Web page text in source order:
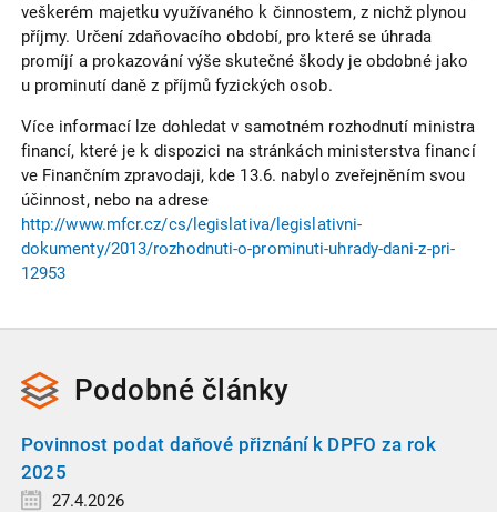
veškerém majetku využívaného k činnostem, z nichž plynou
příjmy. Určení zdaňovacího období, pro které se úhrada
promíjí a prokazování výše skutečné škody je obdobné jako
u prominutí daně z příjmů fyzických osob.
Více informací lze dohledat v samotném rozhodnutí ministra
financí, které je k dispozici na stránkách ministerstva financí
ve Finančním zpravodaji, kde 13.6. nabylo zveřejněním svou
účinnost, nebo na adrese
http://www.mfcr.cz/cs/legislativa/legislativni-
dokumenty/2013/rozhodnuti-o-prominuti-uhrady-dani-z-pri-
12953
Podobné články
Povinnost podat daňové přiznání k DPFO za rok
2025
27.4.2026